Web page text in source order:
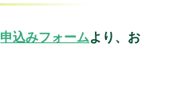
申込みフォームより、お